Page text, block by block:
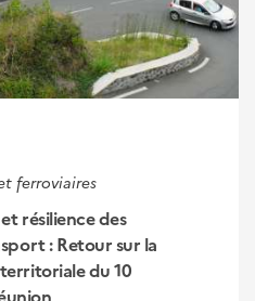
ferroviaires
résilience des
: Retour sur la
du 10